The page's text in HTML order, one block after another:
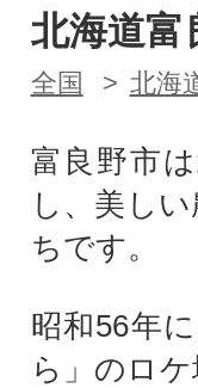
北海道富
全国 北海
富良野市
し、美し
ちです。
昭和56年
ら」のロ